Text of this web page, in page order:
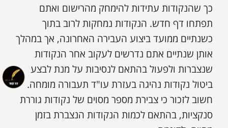
כך שהנקודות עתידות להימחק מהרישום ואתם
תפתחו דף חדש. הנקודות נמחקות לרוב בתוך
כשנתיים ממועד ביצוע העבירה האחרונה, אך במהלך
אותן שנתיים אתם נדרשים לעקוב אחר הנקודות
שנצברות ולפעול בהתאם לנסיבות על מנת לבצע
ביטול נקודות נהיגה בעזרת עו"ד תעבורה מומחה.
חשוב לזכור כי צבירת מספר מסוים של נקודות גוררת
סנקציות, בהתאם לכמות הנקודות הנצברת בזמן